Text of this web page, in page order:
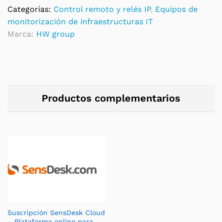
quantity
Categorías: Control remoto y relés IP, Equipos de
monitorización de infraestructuras IT
Marca: HW group
Productos complementarios
Suscripción SensDesk Cloud